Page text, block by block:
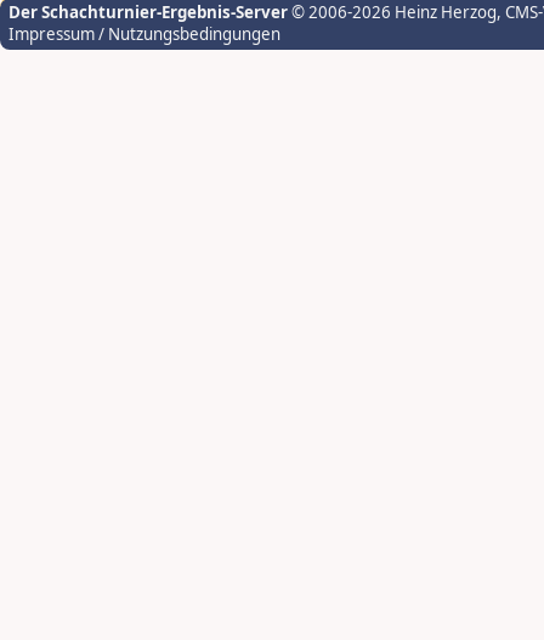
Der Schachturnier-Ergebnis-Server© 2006-2026 Heinz Herzog,
Impressum / Nutzungsbedingungen